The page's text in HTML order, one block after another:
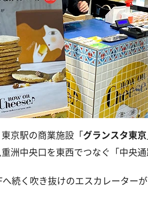
京駅の商業施設「グランスタ東京
洲中央口を東西でつなぐ「中央
続く吹き抜けのエスカレーター